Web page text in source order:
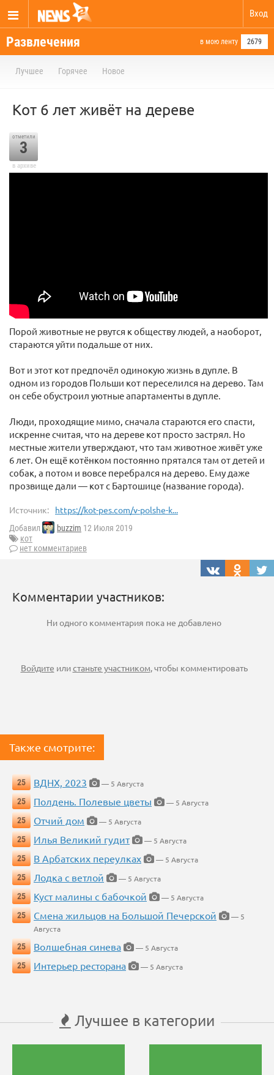
Вход
Развлечения в мою ленту 2679
Лучшее Горячее Новое
Кот 6 лет живёт на дереве
отметили
3
в архиве
Порой животные не рвутся к обществу людей, а наоборот,
стараются уйти подальше от них.
Вот и этот кот предпочёл одинокую жизнь в дупле. В
одном из городов Польши кот переселился на дерево. Там
он себе обустроил уютные апартаменты в дупле.
Люди, проходящие мимо, сначала стараются его спасти,
искренне считая, что на дереве кот просто застрял. Но
местные жители утверждают, что там животное живёт уже
6 лет. Он ещё котёнком постоянно прятался там от детей и
собак, а потом и вовсе перебрался на дерево. Ему даже
прозвище дали — кот с Бартошице (название города).
Источник: https://kot-pes.com/v-polshe-k...
Добавил buzzim 12 Июля 2019
кот
нет комментариев
Комментарии участников:
Ни одного комментария пока не добавлено
Войдите илистаньте участником, чтобы комментировать
Также смотрите:
25 ВДНХ, 2023
— 5 Августа
25
Полдень. Полевые цветы
— 5 Августа
25
Отчий дом
— 5 Августа
25
Илья Великий гудит
— 5 Августа
25
В Арбатских переулках
— 5 Августа
25
Лодка с ветлой
— 5 Августа
25
Куст малины с бабочкой
— 5 Августа
25
Смена жильцов на Большой Печерской
— 5
Августа
25
Волшебная синева
— 5 Августа
25
Интерьер ресторана — 5 Августа
Лучшее в категории